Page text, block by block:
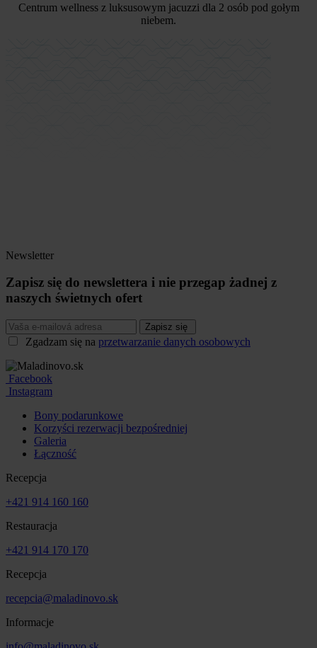
Centrum wellness z luksusowym jacuzzi dla 2 osób pod gołym
niebem.
Newsletter
Zapisz się do newslettera i nie przegap żadnej z
naszych świetnych ofert
Zapisz się
Zgadzam się na przetwarzanie danych osobowych
Facebook
Instagram
Bony podarunkowe
Korzyści rezerwacji bezpośredniej
Galeria
Łączność
Recepcja
+421 914 160 160
Restauracja
+421 914 170 170
Recepcja
recepcia@maladinovo.sk
Informacje